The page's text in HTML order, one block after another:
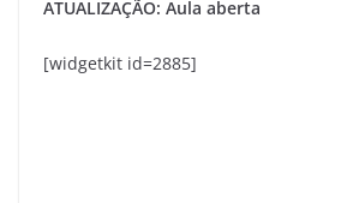
ATUALIZAÇÃO: Aula aberta
[widgetkit id=2885]